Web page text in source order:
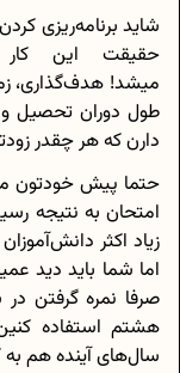
شاید برنامه‌ریزی
حقیقت این
میشد! هدف‌گذاری،
طول دوران تحصیل و
دارن که هر چقدر
حتما پیش خودتون
امتحان به نتیجه
زیاد اکثر
اما شما باید دید
صرفا نمره گرفتن
هشتم استفاده
سال‌های آینده هم به